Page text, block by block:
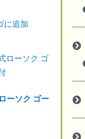
に追加
ーソク ゴー